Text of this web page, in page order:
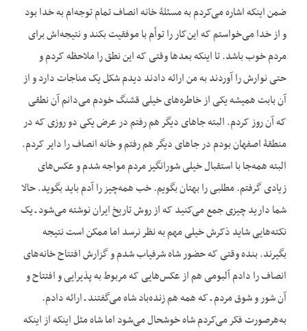
ضمن این‏که اشاره می‌کردم به مسئلۀ خانه انصاف تمام توجه‌ام به خدا بود
و از خدا می‌خواستم که این‌کار را توأم با موفقیت بکند و نتیجه‌اش برای
مردم خوب باشد. تا این‏که بعدها وقتی که این نطق را ملاحظه کردم و
حتی نوارش را آوردند به من ارائه دادند دیدم شکل یک مناجات دارد و از
آن بابت همیشه یکی از خاطره‌های خیلی قشنگ خودم می‌دانم آن نطقی
که آن روز کردم. البته جاهای دیگر هم رفتم در عرض یکی دو روزی که در
منطقۀ اصفهان بودم در جاهای دیگر هم رفتم و خانه انصاف را دایر کردم.
البته همه‌جا با استقبال خیلی شورانگیز مردم مواجه شدم و عکس‌های
زیادی گرفتم. مطلبی را بهتان بگویم. خب همه‌چیز را آدم باید بگوید. حالا
شما دارید چیزی جمع می‌کنید که از روش تاریخ ایران نوشته می‌شود ـ یک
نکته‌هایی شاید ذکرش خیلی مهم به نظر نرسد اما ممکن است نتیجه
بگیرند. بنده وقتی که حضور شاه شرفیاب شدم و گزارش افتتاح خانه‌های
انصاف را دادم آلبومی هم از عکس‌هایی که مربوط به پذیرایی و افتتاح و
آن شور و شوق مردم ـ که همه هم زنده‌باد شاه می‌گفتند ـ ارائه دادم.
به‌هرصورت فکر می‌کردم شاه خوشحال می‌شود اما شاه مثل این‏که از این‏که